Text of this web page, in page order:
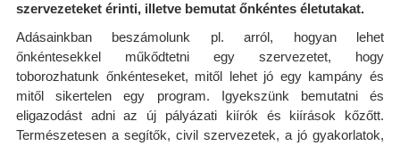
szervezeteket érinti, illetve bemutat őnkéntes életutakat.
Adásainkban beszámolunk pl. arról, hogyan lehet
őnkéntesekkel műkődtetni egy szervezetet, hogy
toborozhatunk őnkénteseket, mitől lehet jó egy kampány és
mitől sikertelen egy program. Igyekszünk bemutatni és
eligazodást adni az új pályázati kiírók és kiírások kőzőtt.
Természetesen a segítők, civil szervezetek, a jó gyakorlatok,